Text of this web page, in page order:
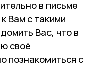
в письме
Вам с такими
Вас, что в
своё
познакомиться с